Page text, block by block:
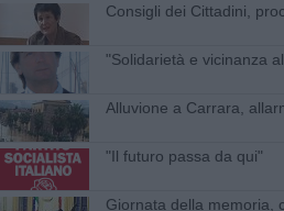
Consigli dei Cittadini,
"Solidarietà e vicinanza
Alluvione a Carrara,
"Il futuro passa da qui"
Giornata della memoria,